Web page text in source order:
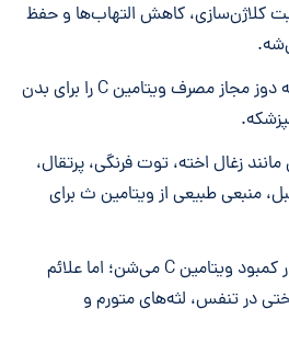
کلاژن‌سازی، کاهش التهاب‌ها و حفظ
تنها کسی که می‌تونه دوز مجاز مصرف ویتامین C را برای بدن
زغال اخته، توت فرنگی، پرتقال،
منبعی طبیعی از ویتامین ث برای
سگ‌ها به ندرت دچار کمبود ویتامین C می‌شن؛ اما علائم
در تنفس، لثه‌های متورم و